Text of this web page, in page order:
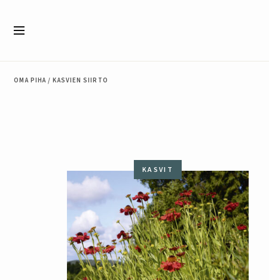
OMA PIHA / KASVIEN SIIRTO
KASVIT